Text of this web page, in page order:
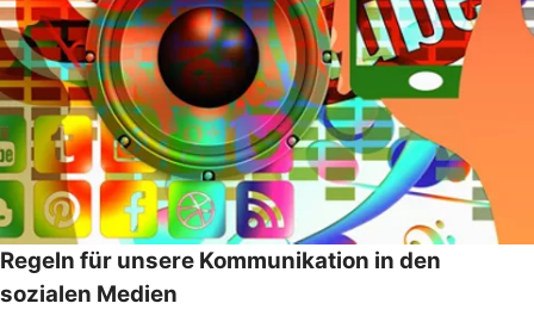
Regeln für unsere Kommunikation in den
sozialen Medien